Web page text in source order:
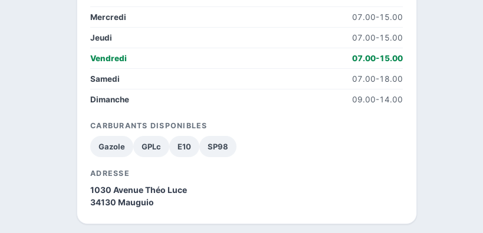
Mercredi 07.00-15.00
Jeudi 07.00-15.00
Vendredi 07.00-15.00
Samedi 07.00-18.00
Dimanche 09.00-14.00
CARBURANTS DISPONIBLES
Gazole GPLc E10 SP98
ADRESSE
1030 Avenue Théo Luce
34130 Mauguio